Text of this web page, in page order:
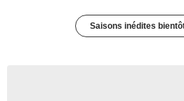
Saisons inédites